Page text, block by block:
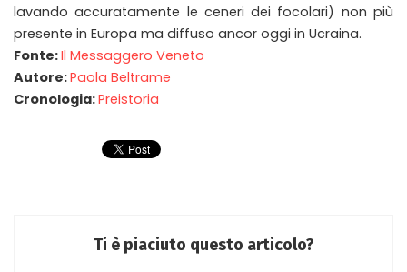
lavando accuratamente le ceneri dei focolari) non più
presente in Europa ma diffuso ancor oggi in Ucraina.
Fonte:Il Messaggero Veneto
Autore:Paola Beltrame
Cronologia:Preistoria
Ti è piaciuto questo articolo?